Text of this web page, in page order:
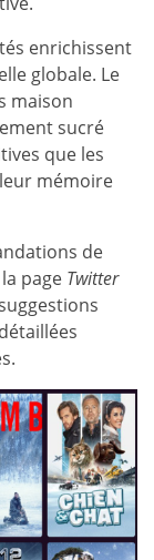
enrichissent
globale. Le
maison
sucré
que les
mémoire
de
page Twitter